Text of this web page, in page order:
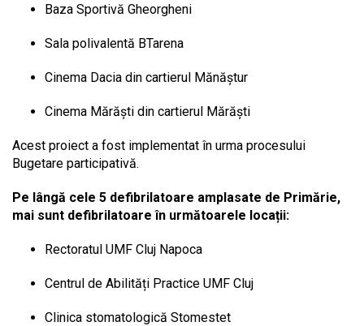
Baza Sportivă Gheorgheni
Sala polivalentă BTarena
Cinema Dacia din cartierul Mănăștur
Cinema Mărăști din cartierul Mărăști
Acest proiect a fost implementat în urma procesului
Bugetare participativă.
Pe lângă cele 5 defibrilatoare amplasate de Primărie,
mai sunt defibrilatoare în următoarele locații:
Rectoratul UMF Cluj Napoca
Centrul de Abilități Practice UMF Cluj
Clinica stomatologică Stomestet